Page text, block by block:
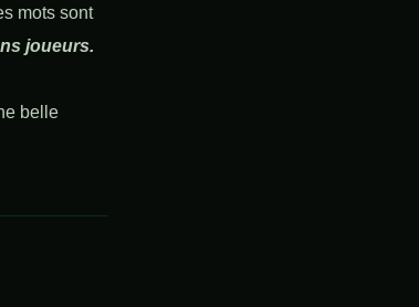
mots sont
joueurs.
belle